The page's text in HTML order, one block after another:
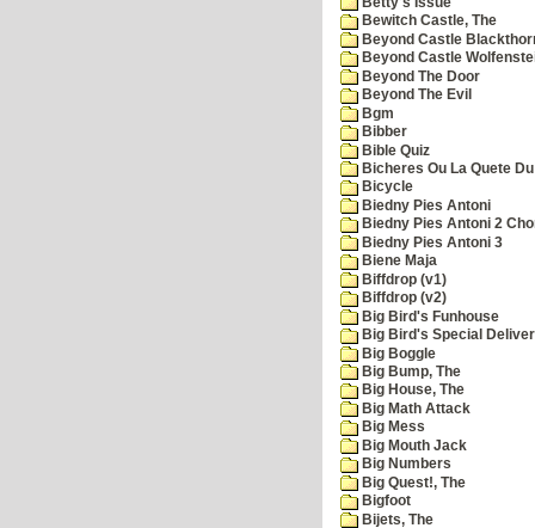
Bewitch Castle, The
Beyond Castle
Beyond Castle
Beyond The Door
Beyond The Evil
Bgm
Bibber
Bible Quiz
Bicheres Ou La Quete
Bicycle
Biedny Pies Antoni
Biedny Pies Antoni 2
Biedny Pies Antoni 3
Biene Maja
Biffdrop (v1)
Biffdrop (v2)
Big Bird's Funhouse
Big Bird's Special
Big Boggle
Big Bump, The
Big House, The
Big Math Attack
Big Mess
Big Mouth Jack
Big Numbers
Big Quest!, The
Bigfoot
Bijets, The